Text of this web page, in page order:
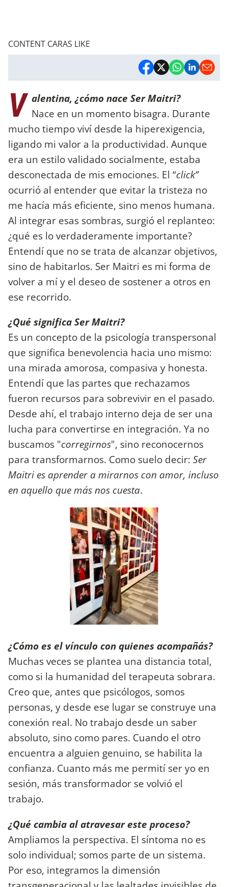
CONTENT CARAS LIKE
V alentina, ¿cómo nace Ser Maitri?
Nace en un momento bisagra. Durante
mucho tiempo viví desde la hiperexigencia,
ligando mi valor a la productividad. Aunque
era un estilo validado socialmente, estaba
desconectada de mis emociones. El “click”
ocurrió al entender que evitar la tristeza no
me hacía más eficiente, sino menos humana.
Al integrar esas sombras, surgió el replanteo:
¿qué es lo verdaderamente importante?
Entendí que no se trata de alcanzar objetivos,
sino de habitarlos. Ser Maitri es mi forma de
volver a mí y el deseo de sostener a otros en
ese recorrido.
¿Qué significa Ser Maitri?
Es un concepto de la psicología transpersonal
que significa benevolencia hacia uno mismo:
una mirada amorosa, compasiva y honesta.
Entendí que las partes que rechazamos
fueron recursos para sobrevivir en el pasado.
Desde ahí, el trabajo interno deja de ser una
lucha para convertirse en integración. Ya no
buscamos "corregirnos", sino reconocernos
para transformarnos. Como suelo decir: Ser
Maitri es aprender a mirarnos con amor, incluso
en aquello que más nos cuesta.
¿Cómo es el vínculo con quienes acompañás?
Muchas veces se plantea una distancia total,
como si la humanidad del terapeuta sobrara.
Creo que, antes que psicólogos, somos
personas, y desde ese lugar se construye una
conexión real. No trabajo desde un saber
absoluto, sino como pares. Cuando el otro
encuentra a alguien genuino, se habilita la
confianza. Cuanto más me permití ser yo en
sesión, más transformador se volvió el
trabajo.
¿Qué cambia al atravesar este proceso?
Ampliamos la perspectiva. El síntoma no es
solo individual; somos parte de un sistema.
Por eso, integramos la dimensión